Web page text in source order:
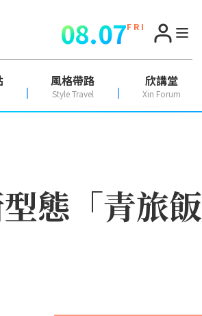
08.07F R I
風格帶路
Style Travel
欣講堂
Xin Forum
態「青旅飯